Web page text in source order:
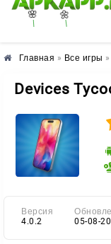
🌸 🌼
Главная » Все игры »
Devices
Версия
4.0.2
05-08-